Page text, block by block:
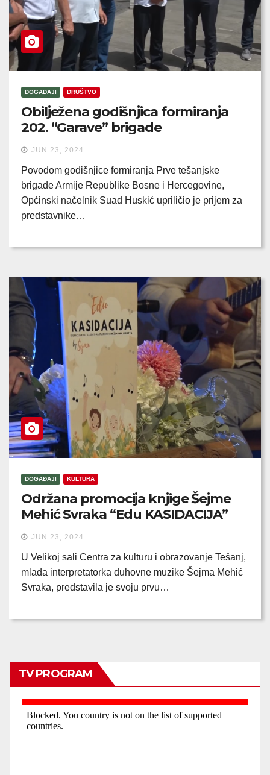
DOGAĐAJI DRUŠTVO
Obilježena godišnjica formiranja
202. “Garave” brigade
JUN 23, 2024
Povodom godišnjice formiranja Prve tešanjske
brigade Armije Republike Bosne i Hercegovine,
Općinski načelnik Suad Huskić upriličio je prijem za
predstavnike…
DOGAĐAJI KULTURA
Održana promocija knjige Šejme
Mehić Svraka “Edu KASIDACIJA”
JUN 23, 2024
U Velikoj sali Centra za kulturu i obrazovanje Tešanj,
mlada interpretatorka duhovne muzike Šejma Mehić
Svraka, predstavila je svoju prvu…
TV PROGRAM